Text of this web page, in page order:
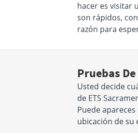
hacer es visitar
son rápidos,
razón para
Pruebas
Usted decide
de ETS
Puede
ubicación de su